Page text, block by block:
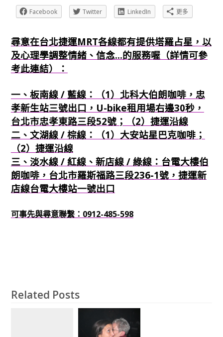
Facebook
Twitter LinkedIn 更多
尋意在台北捷運MRT各線都有提供塔羅占星，以
及心理學調整情緒、信念...的服務喔（詳情可參
考此連結）：
一、板南線 / 藍線：（1）北科大伯朗咖啡，忠
孝新生站三號出口，U-bike租用場右邊30秒，
台北市忠孝東路三段52號；（2）捷運沿線
二、文湖線 / 棕線：（1）大安站星巴克咖啡；
（2）捷運沿線
三、淡水線 / 紅線、新店線 / 綠線：台電大樓伯
朗咖啡，台北市羅斯福路三段236-1號，捷運新
店線台電大樓站一號出口
可事先與尋意聯繫：0912-485-598
Related Posts